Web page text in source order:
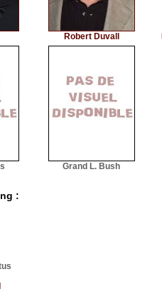
Robert Duvall
Grand L. Bush
: